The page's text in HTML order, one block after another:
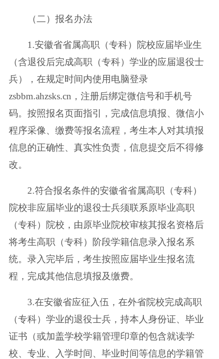
（二）报名办法
1.安徽省省属高职（专科）院校应届毕业生
（含退役后完成高职（专科）学业的应届退役士
兵），在规定时间内使用电脑登录
zsbbm.ahzsks.cn，注册后绑定微信号和手机号
码。按照报名页面指引，完成信息填报、微信小
程序采像、缴费等报名流程，考生本人对其填报
信息的正确性、真实性负责，信息提交后不得修
改。
2.符合报名条件的安徽省省属高职（专科）
院校非应届毕业的退役士兵须联系原毕业高职
（专科）院校，由原毕业院校审核其报名资格后
将考生高职（专科）阶段学籍信息录入报名系
统。录入完毕后，考生按照应届毕业生报名流
程，完成其他信息填报及缴费。
3.在安徽省应征入伍，在外省院校完成高职
（专科）学业的退役士兵，持本人身份证、毕业
证书（或加盖学校学籍管理印章的包含就读学
校、专业、入学时间、毕业时间等信息的学籍管